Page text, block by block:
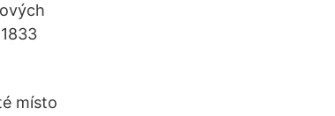
místo